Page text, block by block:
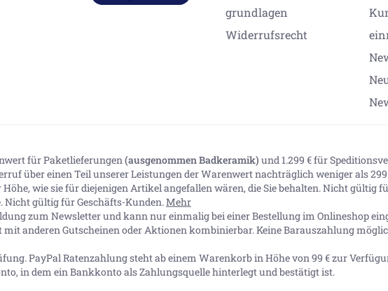
grundlagen
Widerrufsrecht
für Paketlieferungen (ausgenommen Badkeramik) und 1.299 € für
über einen Teil unserer Leistungen der Warenwert nachträglich weniger als 299
wie sie für diejenigen Artikel angefallen wären, die Sie behalten. Nicht gültig
Nicht gültig für Geschäfts-Kunden. Mehr
zum Newsletter und kann nur einmalig bei einer Bestellung im Onlineshop
mit anderen Gutscheinen oder Aktionen kombinierbar. Keine Barauszahlung
PayPal Ratenzahlung steht ab einem Warenkorb in Höhe von 99 €zur
in dem ein Bankkonto als Zahlungsquelle hinterlegt und bestätigt ist.